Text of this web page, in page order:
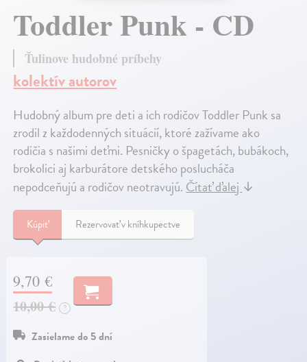
Toddler Punk - CD
Ťulinove hudobné príbehy
kolektív autorov
Hudobný album pre deti a ich rodičov Toddler Punk sa
zrodil z každodenných situácií, ktoré zažívame ako
rodičia s našimi deťmi. Pesničky o špagetách, bubákoch,
brokolici aj karburátore detského poslucháča
nepodceňujú a rodičov neotravujú.Čítať ďalej↓
Kúpiť Rezervovať v kníhkupectve
9,70 €
10,00 € ?
Zasielame do 5 dní